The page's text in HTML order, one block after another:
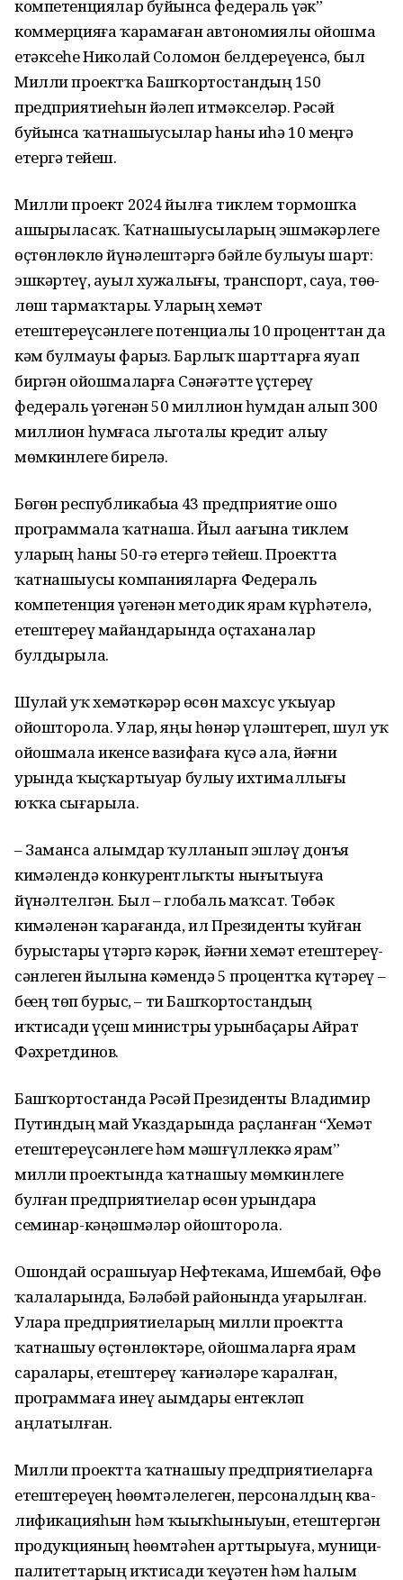
компетенциялар буйынса федераль үҙәк”
коммер­цияға ҡарамаған автономиялы ойошма
етәксеһе Николай Соломон белдереүенсә, был
Милли проектҡа Башҡортостандың 150
предприятиеһын йәлеп итмәксе­ләр. Рәсәй
буйынса ҡатнашыу­сылар һаны иһә 10 меңгә
етергә тейеш.
Милли проект 2024 йылға тиклем тормошҡа
ашырыласаҡ. Ҡатнашыусыларҙың эшмәкәрлеге
өҫтөнлөклө йүнәлештәргә бәйле булыуы шарт:
эшкәртеү, ауыл ху­жалығы, транспорт, сауҙа, төҙө­
лөш тармаҡтары. Уларҙың хеҙмәт
етештереүсәнлеге потенциалы 10 проценттан да
кәм булмауы фарыз. Барлыҡ шарттарға яуап
биргән ойошмаларға Сәнәғәтте үҫтереү
федераль үҙәгенән 50 миллион һумдан алып 300
миллион һумғаса льготалы кредит алыу
мөмкинлеге бирелә.
Бөгөн республикабыҙҙа 43 предприятие ошо
программала ҡатнаша. Йыл аҙағына тиклем
уларҙың һаны 50-гә етергә тейеш. Проектта
ҡатнашыусы компания­ларға Федераль
компетенция үҙәгенән методик ярҙам күрһәтелә,
етештереү майҙандарында оҫтаханалар
булдырыла.
Шулай уҡ хеҙмәткәрҙәр өсөн махсус уҡыуҙар
ойошторола. Улар, яңы һөнәр үҙләштереп, шул уҡ
ойошмала икенсе вазифаға күсә ала, йәғни
урында ҡыҫҡар­тыуҙар булыу ихтималлығы
юҡҡа сығарыла.
– Заманса алымдар ҡулланып эшләү донъя
кимәлендә конку­рент­лыҡты нығытыуға
йүнәлтел­гән. Был – глобаль маҡсат. Төбәк
кимәленән ҡарағанда, ил Президенты ҡуйған
бурыстарҙы үтәргә кәрәк, йәғни хеҙмәт етештереү­
сәнлеген йылына кәмендә 5 про­центҡа күтәреү –
беҙҙең төп бурыс, – ти Башҡортостандың
иҡтисади үҫеш министры урын­баҫары Айрат
Фәхретдинов.
Башҡортостанда Рәсәй Президенты Владимир
Путиндың май Указдарында раҫланған “Хеҙмәт
етештереүсәнлеге һәм мәшғүл­леккә ярҙам”
милли проектында ҡатнашыу мөмкинлеге
булған предприятиелар өсөн урындарҙа
семинар-кәңәшмәләр ойошторола.
Ошондай осрашыуҙар Нефтекама, Ишембай, Өфө
ҡалаларын­да, Бәләбәй районында уҙға­рылған.
Уларҙа предприятие­ларҙың милли проектта
ҡатнашыу өҫтөнлөктәре, ойошмаларға ярҙам
саралары, етештереү ҡағиҙәләре ҡаралған,
программаға инеү аҙымдары ентекләп
аңлатылған.
Милли проектта ҡатнашыу предприятиеларға
етештереүҙең һөҙөмтәлелеген, персоналдың ква­
лификацияһын һәм ҡыҙыҡһы­ныуын, етештергән
продукцияның һөҙөмтәһен арттырыуға, муници­
палитеттарҙың иҡтисади ҡеүәтен һәм һалым